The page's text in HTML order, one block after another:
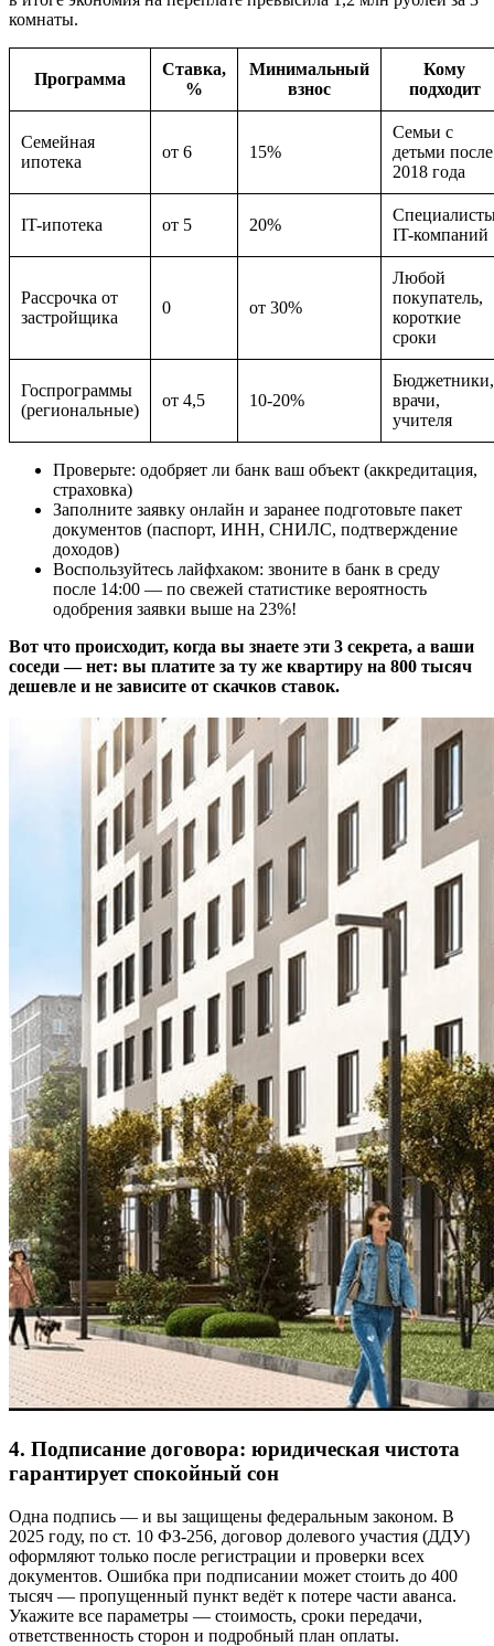
комнаты.
Программа
Ставка,
%
Минимальный
взнос
Кому
подходит
Семейная
ипотека
от 6 15%
Семьи с
детьми после
2018 года
IT-ипотека от 5 20%
IT-компаний
Рассрочка от
застройщика
0 от 30%
Любой
покупатель,
короткие
сроки
Госпрограммы
(региональные)
от 4,5 10-20%
Бюджетники,
врачи,
учителя
Проверьте: одобряет ли банк ваш объект (аккредитация,
страховка)
Заполните заявку онлайн и заранее подготовьте пакет
документов (паспорт, ИНН, СНИЛС, подтверждение
доходов)
Воспользуйтесь лайфхаком: звоните в банк в среду
после 14:00 — по свежей статистике вероятность
одобрения заявки выше на 23%!
Вот что происходит, когда вы знаете эти 3 секрета, а ваши
соседи — нет: вы платите за ту же квартиру на 800 тысяч
дешевле и не зависите от скачков ставок.
4. Подписание договора: юридическая чистота
гарантирует спокойный сон
Одна подпись — и вы защищены федеральным законом. В
2025 году, по ст. 10 ФЗ-256, договор долевого участия (ДДУ)
оформляют только после регистрации и проверки всех
документов. Ошибка при подписании может стоить до 400
тысяч — пропущенный пункт ведёт к потере части аванса.
Укажите все параметры — стоимость, сроки передачи,
ответственность сторон и подробный план оплаты.